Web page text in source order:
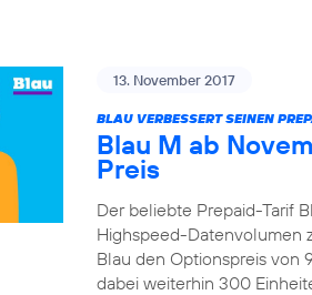
13. November 2017
BLAU VERBESSERT SEINEN
Blau M ab
Preis
Der beliebte Prepaid-Tarif
Highspeed-Datenvolumen
Blau den Optionspreis von
dabei weiterhin 300